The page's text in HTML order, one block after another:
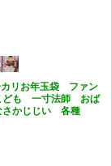
リお年玉袋 ファン
ども 一寸法師 おば
さかじじい 各種